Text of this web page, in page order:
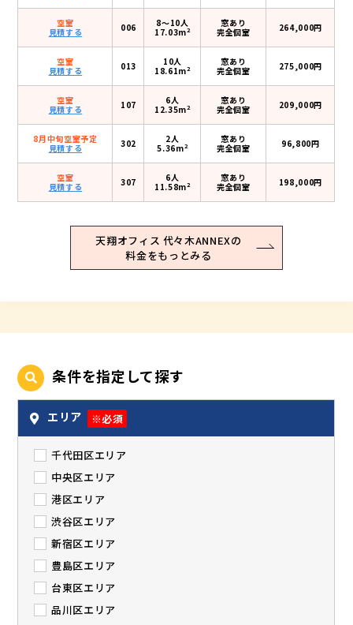
空室
見積する
006
8〜10人
17.03m2
窓あり
完全個室
264,000円
空室
見積する
013
10人
18.61m2
窓あり
完全個室
275,000円
空室
見積する
107
6人
12.35m2
窓あり
完全個室
209,000円
8月中旬空室予定
見積する
302
2人
5.36m2
窓あり
完全個室
96,800円
空室
見積する
307
6人
11.58m2
窓あり
完全個室
198,000円
天翔オフィス 代々木ANNEXの
料金をもっとみる
条件を指定して探す
エリア ※必須
千代田区エリア
中央区エリア
港区エリア
渋谷区エリア
新宿区エリア
豊島区エリア
台東区エリア
品川区エリア